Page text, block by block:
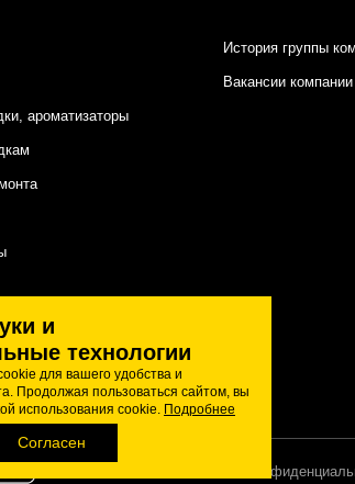
ароматизаторы
История группы
Вакансии компании
Политика
и
технологии
для вашего удобства и
Продолжая пользоваться сайтом, вы
использования cookie. Подробнее
Согласен